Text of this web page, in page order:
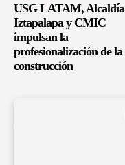
USG LATAM, Alcaldía
Iztapalapa y CMIC
impulsan la
profesionalización de la
construcción